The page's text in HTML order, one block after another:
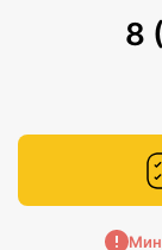
8